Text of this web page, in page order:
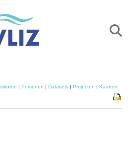
| Personen | Datasets| Projecten | Kaarten